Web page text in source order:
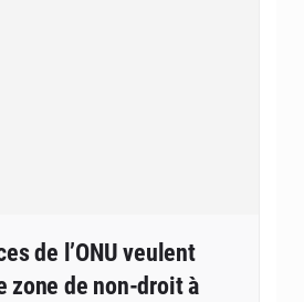
de l’ONU veulent
zone de non-droit à